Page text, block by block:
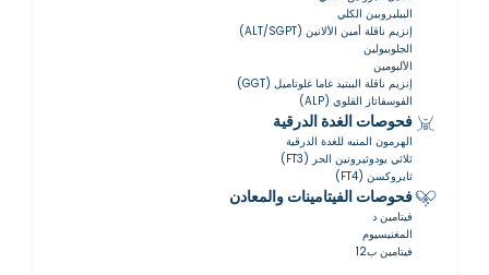
البيليروبين الكلي
إنزيم ناقلة أمين الألانين (ALT/SGPT)
الجلوبيولين
الألبومين
إنزيم ناقلة الببتيد غاما غلوتاميل (GGT)
الفوسفاتاز القلوي (ALP)
فحوصات الغدة الدرقية
الهرمون المنبه للغدة الدرقية
ثلاثي يودوثيرونين الحر (FT3)
ثايروكسن (FT4)
فحوصات الفيتامينات والمعادن
فيتامين د
المغنيسيوم
فيتامين ب12